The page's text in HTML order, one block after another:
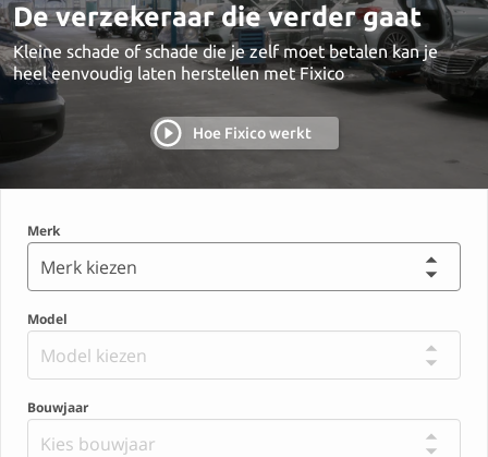
De verzekeraar die verder gaat
Kleine schade of schade die je zelf moet betalen kan je
heel eenvoudig laten herstellen met Fixico
Hoe Fixico werkt
Merk
Merk kiezen
Model
Model kiezen
Bouwjaar
Kies bouwjaar